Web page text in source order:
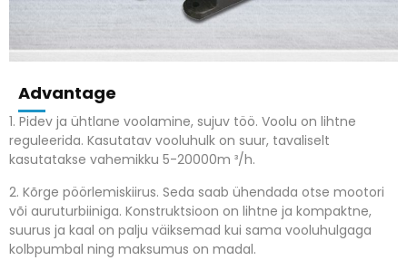
Advantage
1. Pidev ja ühtlane voolamine, sujuv töö. Voolu on lihtne
reguleerida. Kasutatav vooluhulk on suur, tavaliselt
kasutatakse vahemikku 5-20000m ³/h.
2. Kõrge pöörlemiskiirus. Seda saab ühendada otse mootori
või auruturbiiniga. Konstruktsioon on lihtne ja kompaktne,
suurus ja kaal on palju väiksemad kui sama vooluhulgaga
kolbpumbal ning maksumus on madal.